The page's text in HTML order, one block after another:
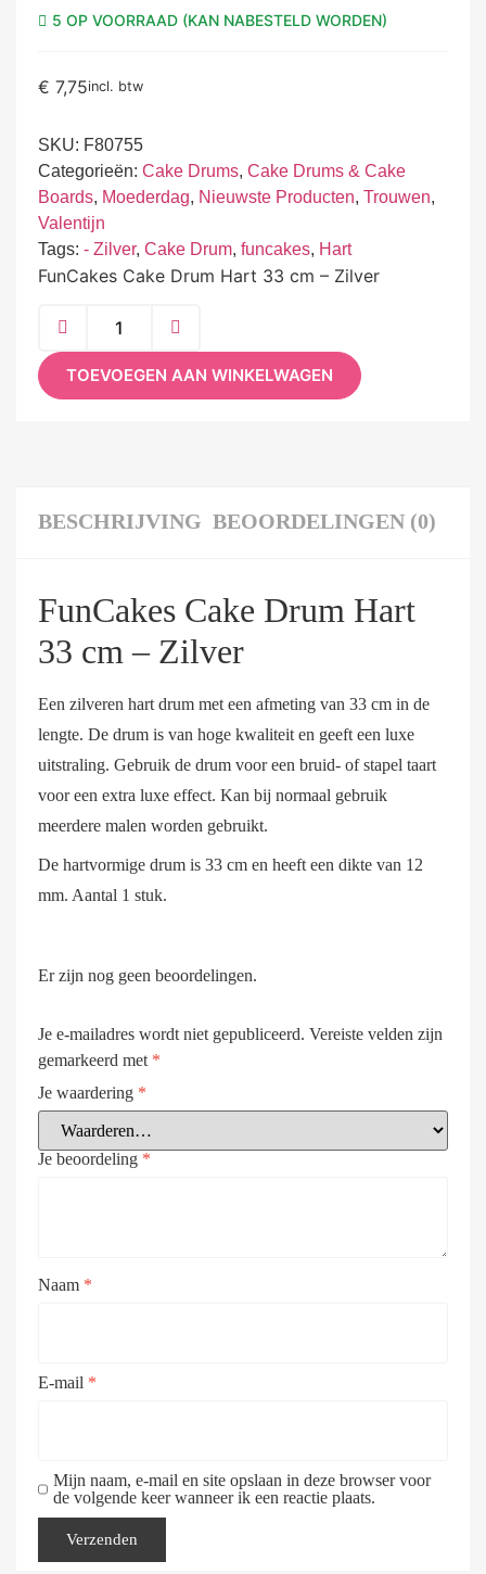
5 OP VOORRAAD (KAN NABESTELD WORDEN)
€ 7,75incl. btw
SKU: F80755
Categorieën: Cake Drums, Cake Drums & Cake
Boards, Moederdag, Nieuwste Producten, Trouwen,
Valentijn
Tags: - Zilver, Cake Drum, funcakes, Hart
FunCakes Cake Drum Hart 33 cm – Zilver
TOEVOEGEN AAN WINKELWAGEN
BESCHRIJVING BEOORDELINGEN (0)
FunCakes Cake Drum Hart
33 cm – Zilver
Een zilveren hart drum met een afmeting van 33 cm in de
lengte. De drum is van hoge kwaliteit en geeft een luxe
uitstraling. Gebruik de drum voor een bruid- of stapel taart
voor een extra luxe effect. Kan bij normaal gebruik
meerdere malen worden gebruikt.
De hartvormige drum is 33 cm en heeft een dikte van 12
mm. Aantal 1 stuk.
Er zijn nog geen beoordelingen.
Je e-mailadres wordt niet gepubliceerd. Vereiste velden zijn
gemarkeerd met *
Je waardering *
Je beoordeling *
Naam *
E-mail *
Mijn naam, e-mail en site opslaan in deze browser voor
de volgende keer wanneer ik een reactie plaats.